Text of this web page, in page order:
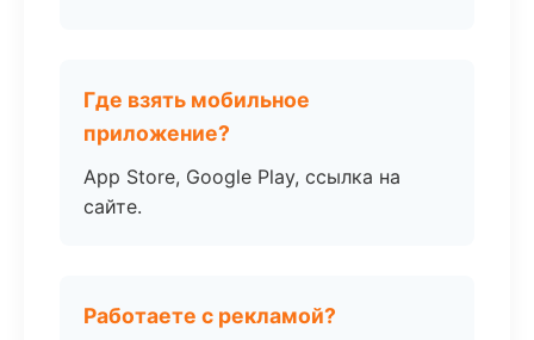
Где взять мобильное
приложение?
App Store, Google Play, ссылка на
сайте.
Работаете с рекламой?